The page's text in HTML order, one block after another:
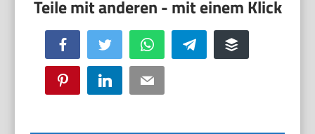
Facebook Twitter WhatsApp Telegram Buffer
Pinterest LinkedIn Email